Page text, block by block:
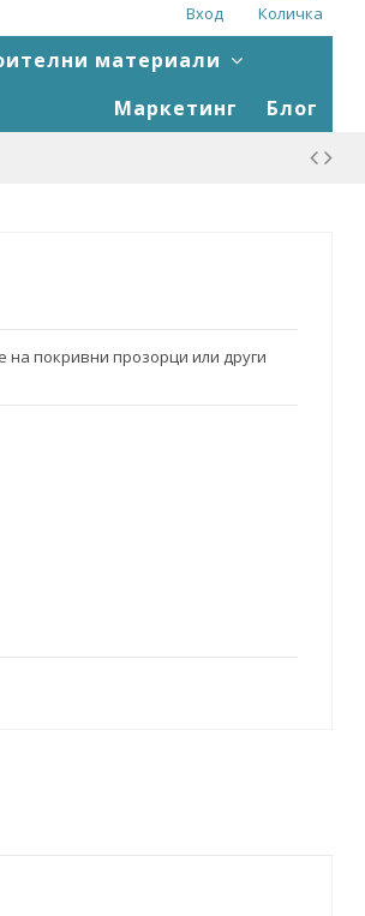
Вход Количка
материали
Блог
Маркетинг
покривни прозорци или други